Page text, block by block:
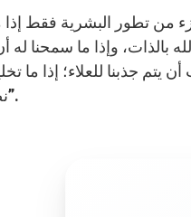
من تطور البشرية فقط إذا
بالذات، وإذا ما سمحنا له
جذبنا للعلاء؛ إذا ما
نضحي الله من تلقاء ذاتنا”.